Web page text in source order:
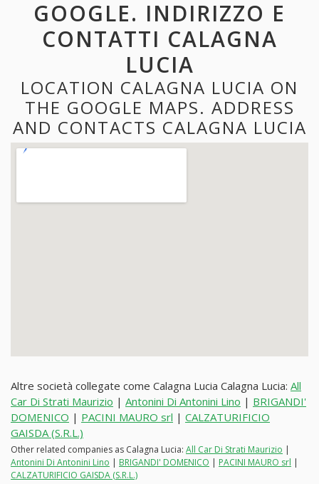
GOOGLE. INDIRIZZO E
CONTATTI CALAGNA
LUCIA
LOCATION CALAGNA LUCIA ON
THE GOOGLE MAPS. ADDRESS
AND CONTACTS CALAGNA LUCIA
Altre società collegate come Calagna Lucia Calagna Lucia: All
Car Di Strati Maurizio | Antonini Di Antonini Lino | BRIGANDI'
DOMENICO | PACINI MAURO srl | CALZATURIFICIO
GAISDA (S.R.L.)
Other related companies as Calagna Lucia: All Car Di Strati Maurizio |
Antonini Di Antonini Lino | BRIGANDI' DOMENICO | PACINI MAURO srl |
CALZATURIFICIO GAISDA (S.R.L.)